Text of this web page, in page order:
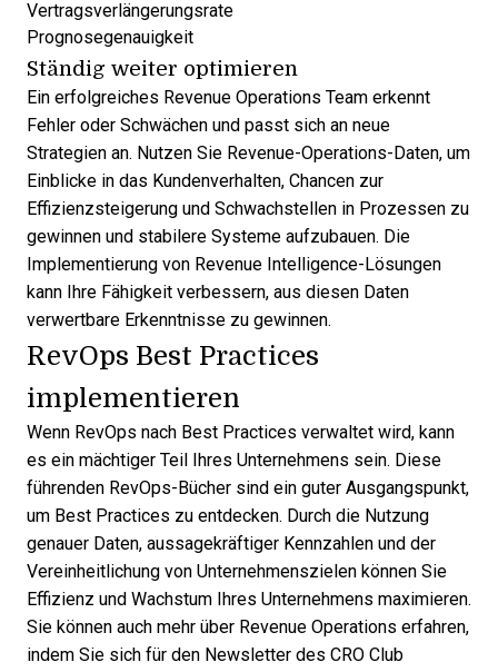
Vertragsverlängerungsrate
Prognosegenauigkeit
Ständig weiter optimieren
Ein erfolgreiches Revenue Operations Team erkennt
Fehler oder Schwächen und passt sich an neue
Strategien an. Nutzen Sie Revenue-Operations-Daten, um
Einblicke in das Kundenverhalten, Chancen zur
Effizienzsteigerung und Schwachstellen in Prozessen zu
gewinnen und stabilere Systeme aufzubauen. Die
Implementierung von Revenue Intelligence-Lösungen
kann Ihre Fähigkeit verbessern, aus diesen Daten
verwertbare Erkenntnisse zu gewinnen.
RevOps Best Practices
implementieren
Wenn RevOps nach Best Practices verwaltet wird, kann
es ein mächtiger Teil Ihres Unternehmens sein. Diese
führenden RevOps-Bücher sind ein guter Ausgangspunkt,
um Best Practices zu entdecken. Durch die Nutzung
genauer Daten, aussagekräftiger Kennzahlen und der
Vereinheitlichung von Unternehmenszielen können Sie
Effizienz und Wachstum Ihres Unternehmens maximieren.
Sie können auch mehr über Revenue Operations erfahren,
indem Sie sich für den Newsletter des CRO Club